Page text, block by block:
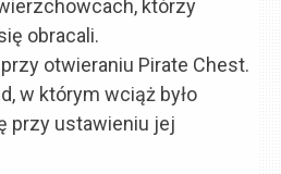
którzy
obracali.
otwieraniu Pirate Chest.
w którym wciąż było
przy ustawieniu jej